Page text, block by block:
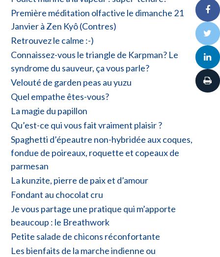
Première méditation olfactive le dimanche 21
Janvier à Zen Kyô (Contres)
Retrouvez le calme :-)
Connaissez-vous le triangle de Karpman? Le
syndrome du sauveur, ça vous parle?
Velouté de garden peas au yuzu
Quel empathe êtes-vous?
La magie du papillon
Qu’est-ce qui vous fait vraiment plaisir ?
Spaghetti d’épeautre non-hybridée aux coques,
fondue de poireaux, roquette et copeaux de
parmesan
La kunzite, pierre de paix et d’amour
Fondant au chocolat cru
Je vous partage une pratique qui m’apporte
beaucoup : le Breathwork
Petite salade de chicons réconfortante
Les bienfaits de la marche indienne ou